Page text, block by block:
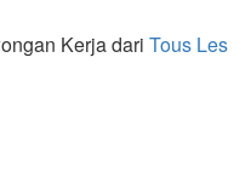
Kerja dari Tous Les